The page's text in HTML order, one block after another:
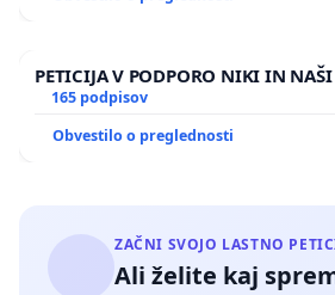
izpostavitve fizičnih oseb fizični
izsiljevanju, v kolikor bi prišlo do
v zbirko podatkov,
države članice z davčno
ignorirajo pa se davčno ugodna
PETICIJA V PODPORO NIKI IN
165 podpisov
Obvestilo o preglednosti
ZAČNI SVOJO LASTNO
Ali želite kaj